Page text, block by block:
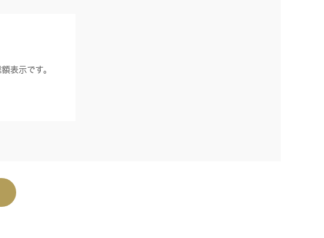
表示です。